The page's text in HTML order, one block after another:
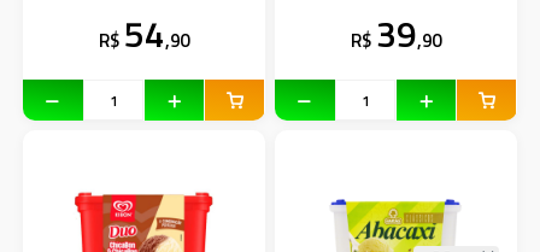
R$ 54,90 R$ 39,90